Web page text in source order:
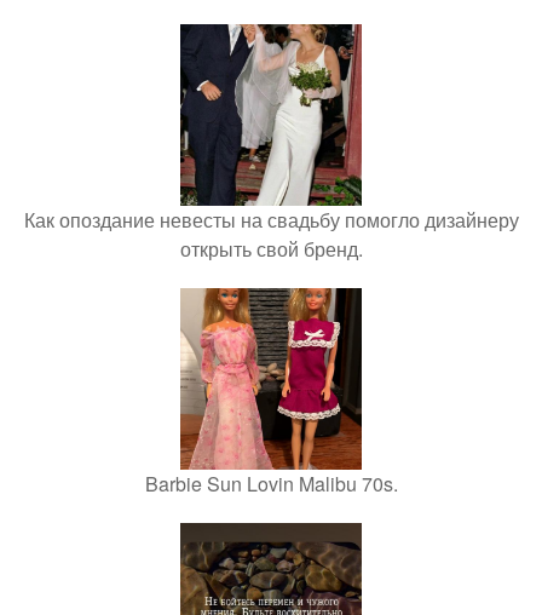
Как опоздание невесты на свадьбу помогло дизайнеру
открыть свой бренд.
Barbie Sun Lovin Malibu 70s.